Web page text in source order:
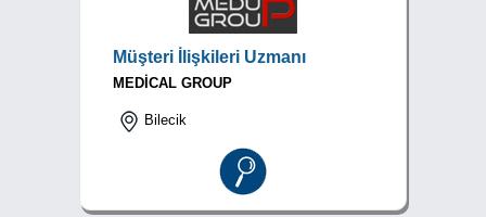
Müşteri İlişkileri Uzmanı
MEDİCAL GROUP
Bilecik